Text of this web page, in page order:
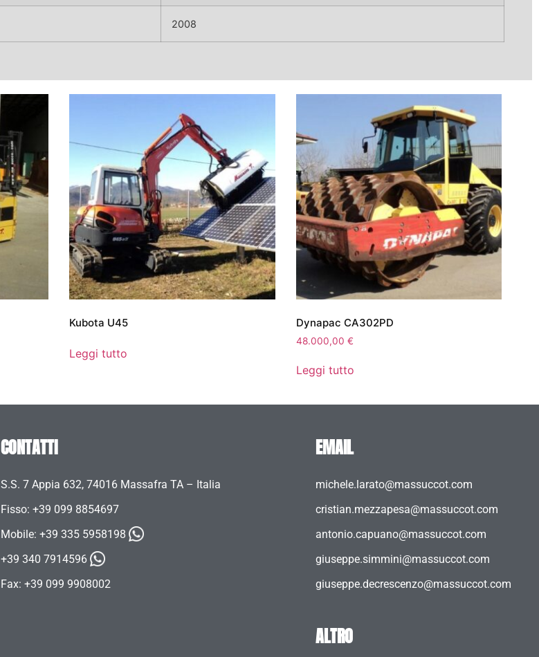
2008
Kubota U45
Leggi tutto
Dynapac CA302PD
48.000,00 €
Leggi tutto
CONTATTI
S.S. 7 Appia 632, 74016 Massafra TA – Italia
Fisso: +39 099 8854697
Mobile: +39 335 5958198
+39 340 7914596
Fax: +39 099 9908002
EMAIL
michele.larato@massuccot.com
cristian.mezzapesa@massuccot.com
antonio.capuano@massuccot.com
giuseppe.simmini@massuccot.com
giuseppe.decrescenzo@massuccot.com
ALTRO